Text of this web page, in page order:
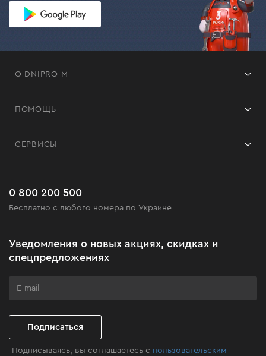
О DNIPRO-M
Черная пятница
Клуб мастерства
ПОМОЩЬ
Часто задаваемые вопросы
СЕРВИСЫ
0 800 200 500
Бесплатно с любого номера по Украине
Уведомления о новых акциях, скидках и
спецпредложениях
Подписаться
Подписываясь, вы соглашаетесь с пользовательским